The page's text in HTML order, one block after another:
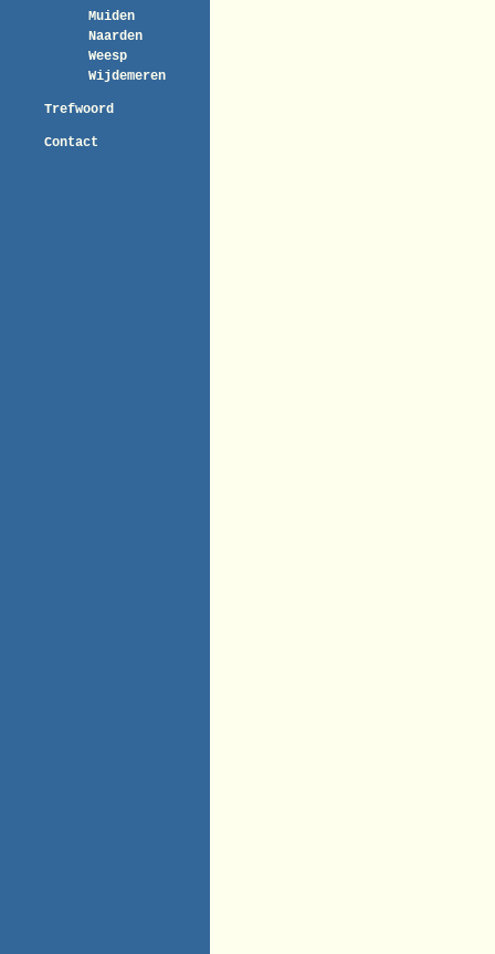
Muiden
Naarden
Weesp
Wijdemeren
Trefwoord
Contact